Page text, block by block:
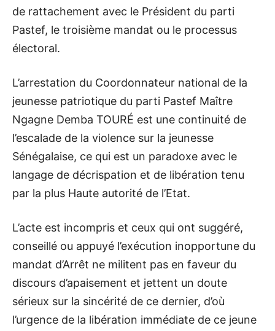
de rattachement avec le Président du parti
Pastef, le troisième mandat ou le processus
électoral.
L’arrestation du Coordonnateur national de la
jeunesse patriotique du parti Pastef Maître
Ngagne Demba TOURÉ est une continuité de
l’escalade de la violence sur la jeunesse
Sénégalaise, ce qui est un paradoxe avec le
langage de décrispation et de libération tenu
par la plus Haute autorité de l’Etat.
L’acte est incompris et ceux qui ont suggéré,
conseillé ou appuyé l’exécution inopportune du
mandat d’Arrêt ne militent pas en faveur du
discours d’apaisement et jettent un doute
sérieux sur la sincérité de ce dernier, d’où
l’urgence de la libération immédiate de ce jeune